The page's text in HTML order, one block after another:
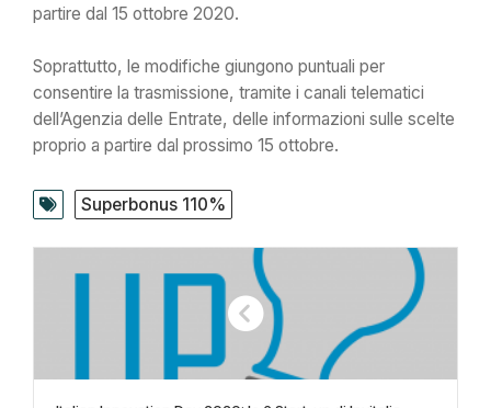
partire dal 15 ottobre 2020.
Soprattutto, le modifiche giungono puntuali per
consentire la trasmissione, tramite i canali telematici
dell’Agenzia delle Entrate, delle informazioni sulle scelte
proprio a partire dal prossimo 15 ottobre.
Superbonus 110%